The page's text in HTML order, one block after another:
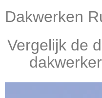
Dakwerken
Vergelijk de